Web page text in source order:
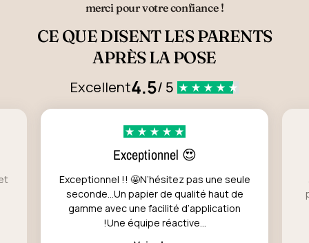
merci pour votre confiance !
CE QUE DISENT LES PARENTS
APRÈS LA POSE
Excellent4.5/ 5
Exceptionnel 😍
Exceptionnel !! 🤩N’hésitez pas une seule
seconde…Un papier de qualité haut de
gamme avec une facilité d’application
!Une équipe réactive...